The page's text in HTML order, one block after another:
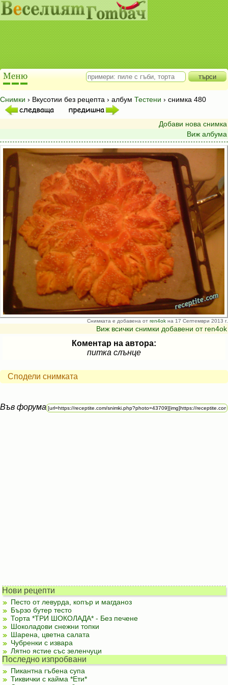
Снимки › Вкусотии без рецепта › албум Тестени › снимка 480
Добави нова снимка
Виж албума
Снимката е добавена от ren4ok на 17 Септември 2013 г.
Виж всички снимки добавени от ren4ok
Коментар на автора:
питка слънце
Сподели снимката
Във форума
Нови рецепти
Песто от левурда, копър и магданоз
Бързо бутер тесто
Торта *ТРИ ШОКОЛАДА* - Без печене
Шоколадови снежни топки
Шарена, цветна салата
Чубренки с извара
Лятно ястие със зеленчуци
Последно изпробвани
Пикантна гъбена супа
Тиквички с кайма *Ети*